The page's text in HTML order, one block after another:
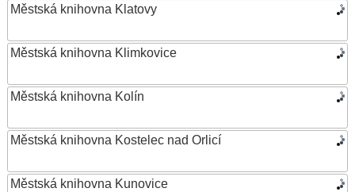
Městská knihovna Klatovy
Městská knihovna Klimkovice
Městská knihovna Kolín
Městská knihovna Kostelec nad Orlicí
Městská knihovna Kunovice